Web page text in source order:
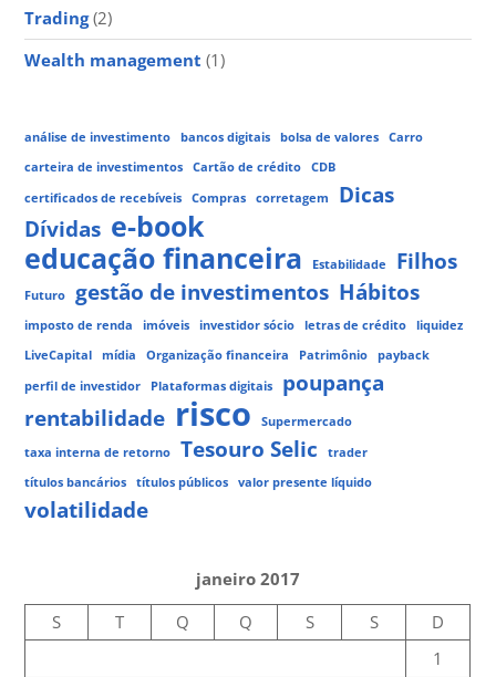
Trading(2)
Wealth management (1)
análise de investimento bancos digitais bolsa de valores
Carro
carteira de investimentos
Cartão de crédito
CDB
certificados de recebíveis
Compras corretagem
Dicas
Dívidas e-book
educação financeira
Estabilidade Filhos
Futuro gestão de investimentos Hábitos
imposto de renda imóveis investidor sócio letras de crédito
liquidez
LiveCapital
mídia Organização financeira Patrimônio
payback
perfil de investidor
Plataformas digitais
poupança
rentabilidade risco
Supermercado
taxa interna de retorno
Tesouro Selic
trader
títulos bancários
títulos públicos valor presente líquido
volatilidade
janeiro 2017
S
T Q Q S S
D
1